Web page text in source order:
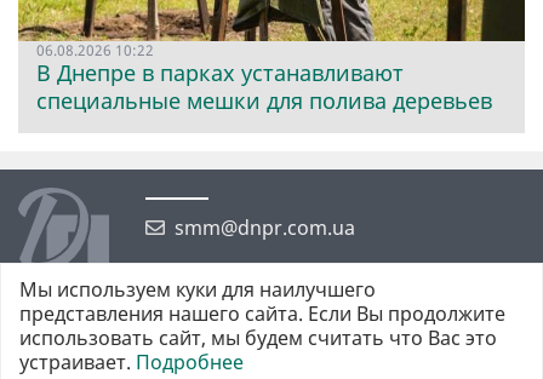
06.08.2026 10:22
В Днепре в парках устанавливают
специальные мешки для полива деревьев
smm@dnpr.com.ua
©2026 https://dnpr.com.ua Дніпровська порадниця
Мы используем куки для наилучшего
представления нашего сайта. Если Вы продолжите
использовать сайт, мы будем считать что Вас это
устраивает. Подробнее